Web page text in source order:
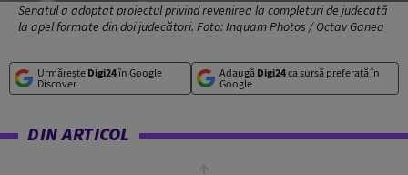
Senatul a adoptat proiectul privind revenirea la completuri de judecată
la apel formate din doi judecători. Foto: Inquam Photos / Octav Ganea
Urmărește Digi24în Google
Discover
Adaugă Digi24ca sursă preferată în
Google
DIN ARTICOL